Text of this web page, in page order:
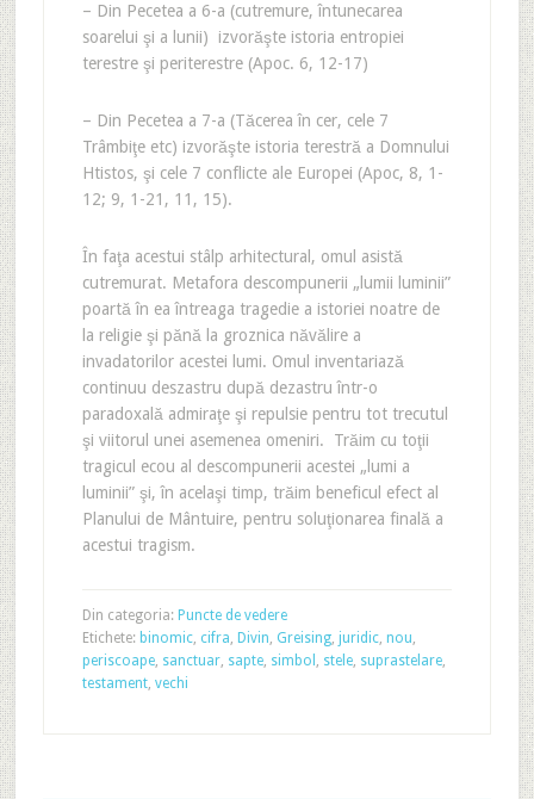
– Din Pecetea a 6-a (cutremure, întunecarea
soarelui şi a lunii) izvorăşte istoria entropiei
terestre şi periterestre (Apoc. 6, 12-17)
– Din Pecetea a 7-a (Tăcerea în cer, cele 7
Trâmbiţe etc) izvorăşte istoria terestră a Domnului
Htistos, şi cele 7 conflicte ale Europei (Apoc, 8, 1-
12; 9, 1-21, 11, 15).
În faţa acestui stâlp arhitectural, omul asistă
cutremurat. Metafora descompunerii „lumii luminii”
poartă în ea întreaga tragedie a istoriei noatre de
la religie şi pănă la groznica năvălire a
invadatorilor acestei lumi. Omul inventariază
continuu deszastru după dezastru într-o
paradoxală admiraţe şi repulsie pentru tot trecutul
şi viitorul unei asemenea omeniri. Trăim cu toţii
tragicul ecou al descompunerii acestei „lumi a
luminii” şi, în acelaşi timp, trăim beneficul efect al
Planului de Mântuire, pentru soluţionarea finală a
acestui tragism.
Din categoria: Puncte de vedere
Etichete: binomic, cifra, Divin, Greising, juridic, nou,
periscoape, sanctuar, sapte, simbol , stele, suprastelare,
testament, vechi